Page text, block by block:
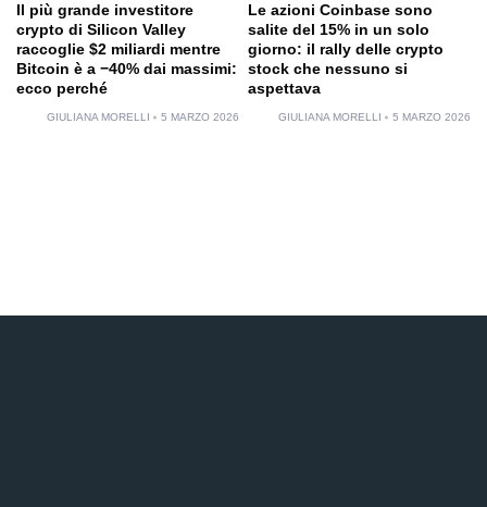
Il più grande investitore
crypto di Silicon Valley
raccoglie $2 miliardi mentre
Bitcoin è a −40% dai massimi:
ecco perché
GIULIANA MORELLI 5 MARZO 2026
Le azioni Coinbase sono
salite del 15% in un solo
giorno: il rally delle crypto
stock che nessuno si
aspettava
GIULIANA MORELLI 5 MARZO 2026